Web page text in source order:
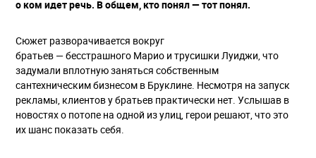
о ком идет речь. В общем, кто понял — тот понял.
Сюжет разворачивается вокруг
братьев — бесстрашного Марио и трусишки Луиджи, что
задумали вплотную заняться собственным
сантехническим бизнесом в Бруклине. Несмотря на запуск
рекламы, клиентов у братьев практически нет. Услышав в
новостях о потопе на одной из улиц, герои решают, что это
их шанс показать себя.